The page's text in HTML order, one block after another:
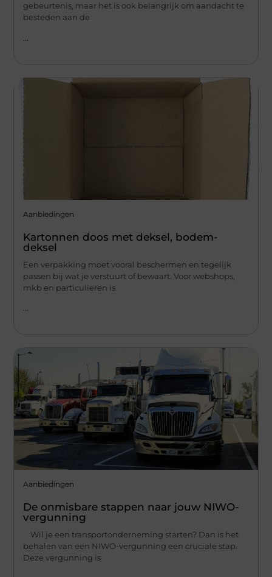
gebeurtenis, maar het is ook belangrijk om aandacht te
besteden aan de
Aanbiedingen
Kartonnen doos met deksel, bodem-
deksel
Een verpakking moet vooral beschermen en tegelijk
passen bij wat je verstuurt of bewaart. Voor webshops,
mkb en particulieren is
Aanbiedingen
De onmisbare stappen naar jouw NIWO-
vergunning
Wil je een transportonderneming starten? Dan is het
behalen van een NIWO-vergunning een cruciale stap.
Deze vergunning is